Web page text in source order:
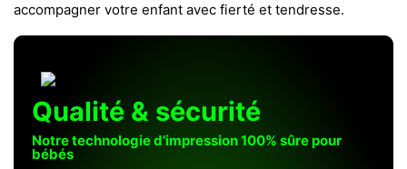
accompagner votre enfant avec fierté et tendresse.
Qualité & sécurité
Notre technologie d’impression 100% sûre pour
bébés